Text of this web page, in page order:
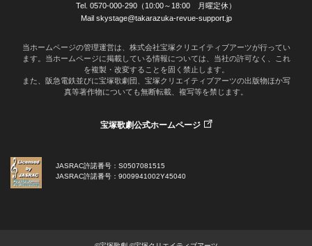
Tel. 0570-000-290（10:00～18:00 月曜定休）
Mail skystage@takarazuka-revue-support.jp
当ホームページの管理運営は、株式会社宝塚クリエイティブアーツが行ってい
ます。当ホームページに掲載している情報については、当社の許可なく、これ
を複製・改変することを固く禁止します。
また、阪急電鉄並びに宝塚歌劇団、宝塚クリエイティブアーツの出版物ほか写
真等著作物についても無断転載、複写等を禁じます。
宝塚歌劇公式ホームページ
JASRAC許諾番号：S0507081515
JASRAC許諾番号：9009941002Y45040